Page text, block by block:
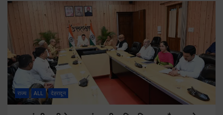
राज्य ALL देहरादून